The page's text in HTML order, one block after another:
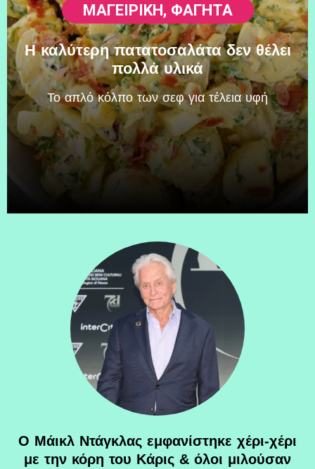
ΜΑΓΕΙΡΙΚΗ, ΦΑΓΗΤΆ
Η καλύτερη πατατοσαλάτα δεν θέλει
πολλά υλικά
Το απλό κόλπο των σεφ για τέλεια υφή
Ο Μάικλ Ντάγκλας εμφανίστηκε χέρι-χέρι
με την κόρη του Κάρις & όλοι μιλούσαν